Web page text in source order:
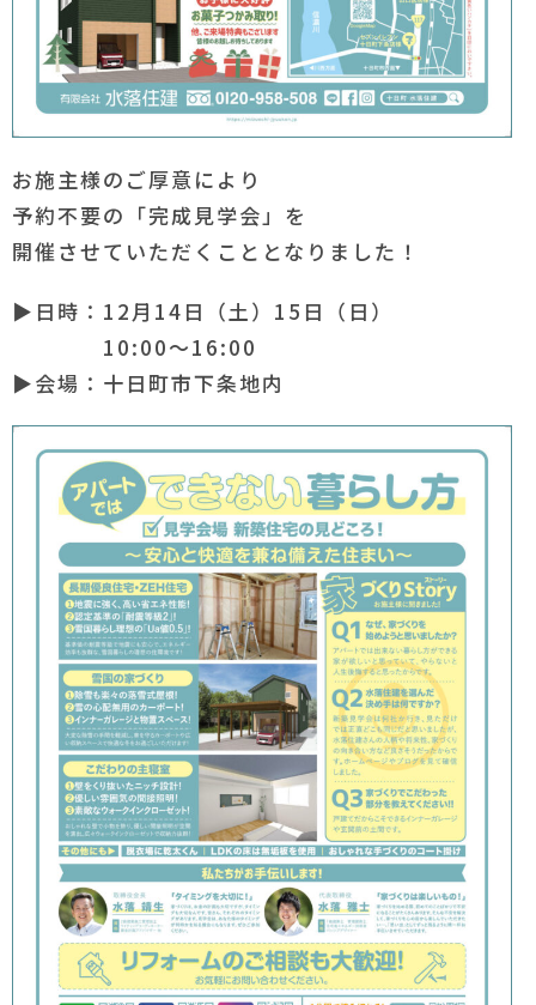
お施主様のご厚意により
予約不要の「完成見学会」を
開催させていただくこととなりました！
▶日時：12月14日（土）15日（日）
10:00～16:00
▶会場：十日町市下条地内